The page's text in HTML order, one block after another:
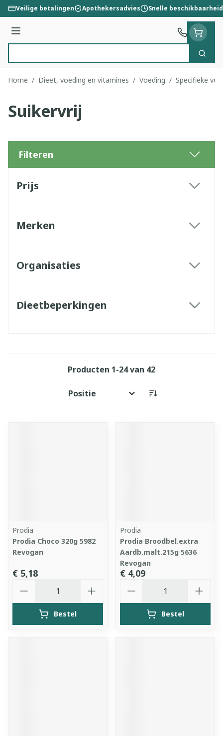
Ga naar de inhoud
Veilige betalingen Apothekersadvies Snelle beschikbaarheid
Menu
Zoek
Home / Dieet, voeding en vitamines / Voeding / Specifieke
Suikervrij
Filteren
Prijs
Merken
Organisaties
Dieetbeperkingen
Producten 1-24van 42
Sorteer op:
Prodia
Prodia Choco 320g 5982
Revogan
€ 5,18
Bestel
Prodia
Prodia Broodbel.extra
Aardb.malt.215g 5636
Revogan
€ 4,09
Bestel